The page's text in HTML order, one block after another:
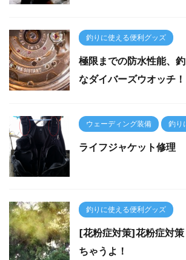
釣りに使える便利グッズ
極限までの防水性能、
なダイバーズウオッチ！
ウェーディング装備 釣り
ライフジャケット修理
釣りに使える便利グッズ
[花粉症対策]花粉症対
ちゃうよ！